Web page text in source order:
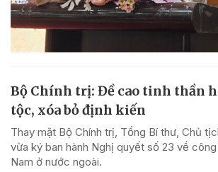
Bộ Chính trị: Đề cao tinh thần
tộc, xóa bỏ định kiến
Thay mặt Bộ Chính trị, Tổng Bí thư, Chủ
vừa ký ban hành Nghị quyết số 23 về
Nam ở nước ngoài.